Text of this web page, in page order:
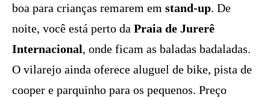
boa para crianças remarem em stand-up. De
noite, você está perto da Praia de Jurerê
Internacional, onde ficam as baladas badaladas.
O vilarejo ainda oferece aluguel de bike, pista de
cooper e parquinho para os pequenos. Preço